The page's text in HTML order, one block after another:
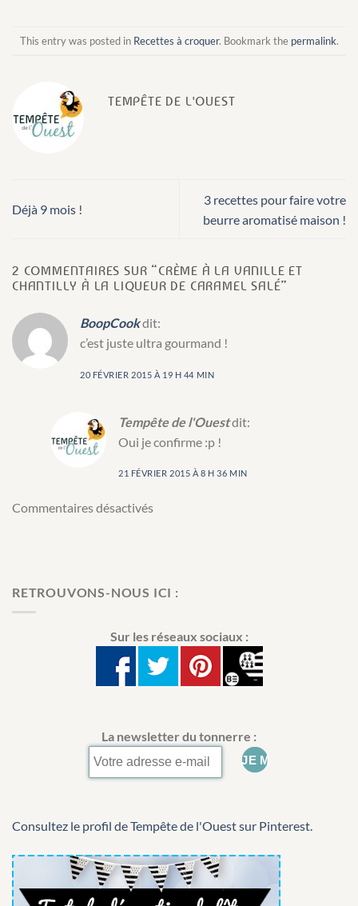
This entry was posted in Recettes à croquer. Bookmark the permalink.
TEMPÊTE DE L'OUEST
Déjà 9 mois !
3 recettes pour faire votre
beurre aromatisé maison !
2 COMMENTAIRES SUR “CRÈME À LA VANILLE ET
CHANTILLY À LA LIQUEUR DE CARAMEL SALÉ”
BoopCookdit:
c’est juste ultra gourmand !
20 FÉVRIER 2015 À 19 H 44 MIN
Tempête de l'Ouestdit:
Oui je confirme :p !
21 FÉVRIER 2015 À 8 H 36 MIN
Commentaires désactivés
RETROUVONS-NOUS ICI :
Sur les réseaux sociaux :
La newsletter du tonnerre :
Consultez le profil de Tempête de l'Ouest sur Pinterest.